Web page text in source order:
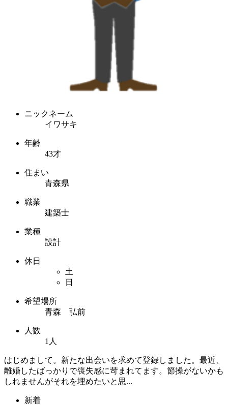
ニックネーム
イワサキ
年齢
43才
住まい
青森県
職業
建築士
業種
設計
休日
土
日
希望場所
青森 弘前
人数
1人
はじめまして。新たな出会いを求めて登録しました。最近、
離婚したばっかりで喪失感に苛まれてます。節操がないかも
しれませんがそれを埋めたいと思...
新着